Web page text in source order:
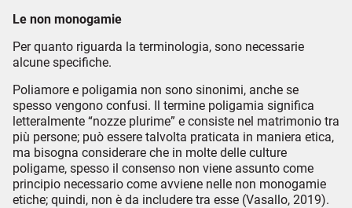
Le non monogamie
Per quanto riguarda la terminologia, sono necessarie
alcune specifiche.
Poliamore e poligamia non sono sinonimi, anche se
spesso vengono confusi. Il termine poligamia significa
letteralmente “nozze plurime” e consiste nel matrimonio tra
più persone; può essere talvolta praticata in maniera etica,
ma bisogna considerare che in molte delle culture
poligame, spesso il consenso non viene assunto come
principio necessario come avviene nelle non monogamie
etiche; quindi, non è da includere tra esse (Vasallo, 2019).